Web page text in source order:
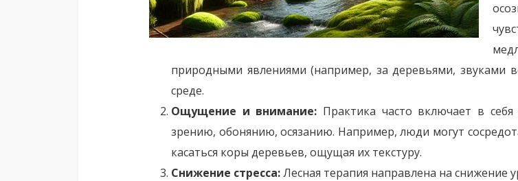
природными явлениями (например, за деревьями, звуками
среде.
Ощущение и внимание: Практика часто включает в
зрению, обонянию, осязанию. Например, люди могут
касаться коры деревьев, ощущая их текстуру.
Снижение стресса:Лесная терапия направлена на снижение